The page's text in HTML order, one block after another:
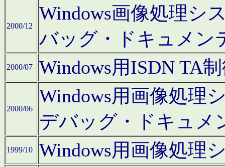
2000/12
Windows画像処理シ
バッグ・ドキュメン
2000/07 Windows用ISDN TA
2000/06
Windows用画像処理
デバッグ・ドキュメ
1999/10 Windows用画像処理